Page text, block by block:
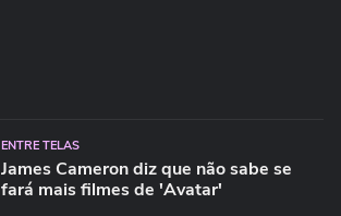
ENTRE TELAS
James Cameron diz que não sabe se
fará mais filmes de 'Avatar'